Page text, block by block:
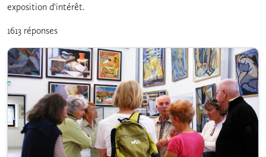
exposition d'intérêt.
1613 réponses